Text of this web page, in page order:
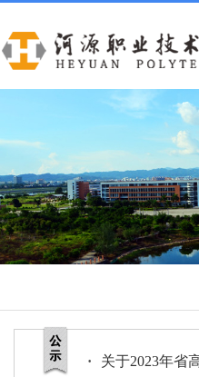
· 关于2023年省